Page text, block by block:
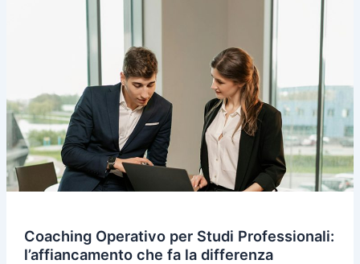
Coaching Operativo per Studi Professionali:
l’affiancamento che fa la differenza